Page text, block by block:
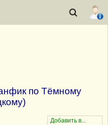
по Тёмному